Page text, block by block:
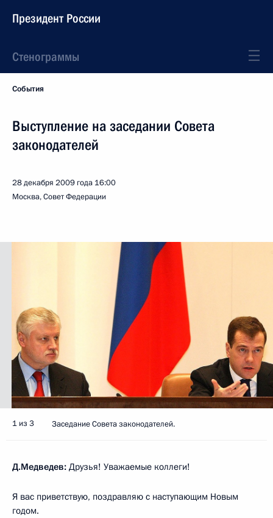
Президент России
Стенограммы
События
Выступление на заседании Совета
законодателей
28 декабря 2009 года 16:00
Москва, Совет Федерации
1 из 3 Заседание Совета законодателей.
Д.Медведев: Друзья! Уважаемые коллеги!
Я вас приветствую, поздравляю с наступающим Новым
годом.